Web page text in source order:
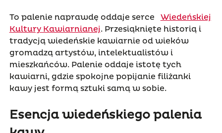
To palenie naprawdę oddaje serce Wiedeńskiej
Kultury Kawiarnianej. Przesiąknięte historią i
tradycją wiedeńskie kawiarnie od wieków
gromadzą artystów, intelektualistów i
mieszkańców. Palenie oddaje istotę tych
kawiarni, gdzie spokojne popijanie filiżanki
kawy jest formą sztuki samą w sobie.
Esencja wiedeńskiego palenia